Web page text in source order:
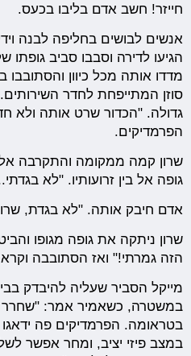
חייזר! חשב אדם בליבו בכעס.
אנשים לבושים בחליפה לבנה
הגיעו לדירה וסבבו סביב גופתו
מדדו אותה מכל כיוון
סוזן המתייפחת לחדר
גדולה. "הכדור שרט אותה ולא
הפרמדיקים.
שרון קמה ממקומה והתקרבה
גופה אל בין זרועותיו. "לא
אדם חיבק אותה. "לא בגדת,
שרון ניתקה את גופה מגופו
הזה גמרתי!" ואז הסתובבה
מייקל הסביר שעליה להיבדק
במשטרה, כשאמיר אמר: "שחרר
בטראומה. הפרמדיקים פה
במצב פיזי יציב, ומחר אפשר